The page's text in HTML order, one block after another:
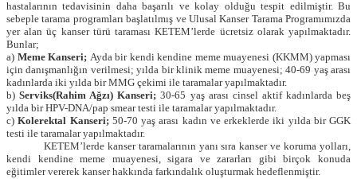
hastalarının tedavisinin daha başarılı ve kolay olduğu tespit edilmiştir. Bu
sebeple tarama programları başlatılmış ve Ulusal Kanser Tarama Programımızda
yer alan üç kanser türü taraması KETEM’lerde ücretsiz olarak yapılmaktadır.
Bunlar;
a) Meme Kanseri; Ayda bir kendi kendine meme muayenesi (KKMM) yapması
için danışmanlığın verilmesi; yılda bir klinik meme muayenesi; 40-69 yaş arası
kadınlarda iki yılda bir MMG çekimi ile taramalar yapılmaktadır.
b)Serviks(Rahim Ağzı) Kanseri;30-65 yaş arası cinsel aktif kadınlarda beş
yılda bir HPV-DNA/pap smear testi ile taramalar yapılmaktadır.
c)Kolerektal Kanseri; 50-70 yaş arası kadın ve erkeklerde iki yılda bir GGK
testi ile taramalar yapılmaktadır.
KETEM’lerde kanser taramalarının yanı sıra kanser ve koruma yolları,
kendi kendine meme muayenesi, sigara ve zararları gibi birçok konuda
eğitimler vererek kanser hakkında farkındalık oluşturmak hedeflenmiştir.